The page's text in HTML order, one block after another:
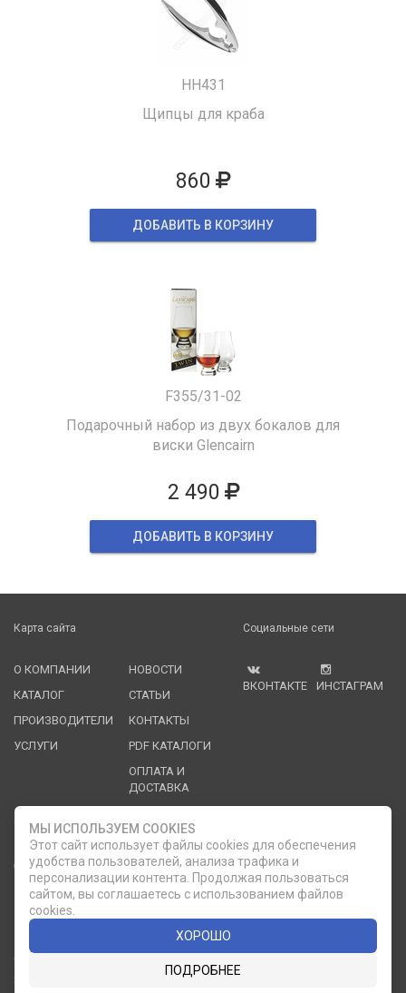
HH431
Щипцы для краба
860
ДОБАВИТЬ В КОРЗИНУ
F355/31-02
Подарочный набор из двух бокалов для
виски Glencairn
2 490
ДОБАВИТЬ В КОРЗИНУ
Карта сайта
О КОМПАНИИ
КАТАЛОГ
ПРОИЗВОДИТЕЛИ
УСЛУГИ
НОВОСТИ
СТАТЬИ
КОНТАКТЫ
PDF КАТАЛОГИ
ОПЛАТА И
ДОСТАВКА
Социальные сети
ВКОНТАКТЕ ИНСТАГРАМ
Служба клиентской поддержки
ОБРАТНЫЙ ЗВОНОК phone
8 (812) 335-21-16
8 (812) 335-21-17 7 (911) 947-43-48
© 2007 — 2026 Компания «Мир Посуды». Все права
МЫ ИСПОЛЬЗУЕМ COOKIES
Этот сайт использует файлы cookies для обеспечения
удобства пользователей, анализа трафика и
персонализации контента. Продолжая пользоваться
сайтом, вы соглашаетесь с использованием файлов
cookies.
ХОРОШО
ПОДРОБНЕЕ